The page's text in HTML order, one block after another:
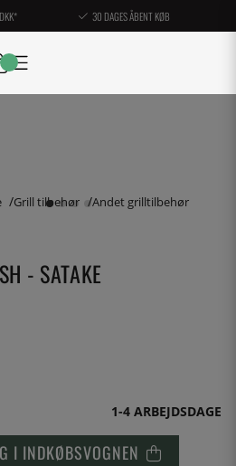
30 DAGES ÅBENT KØB
Grill tilbehør Andet grilltilbehør
- SATAKE
1-4 ARBEJDSDAGE
I INDKØBSVOGNEN